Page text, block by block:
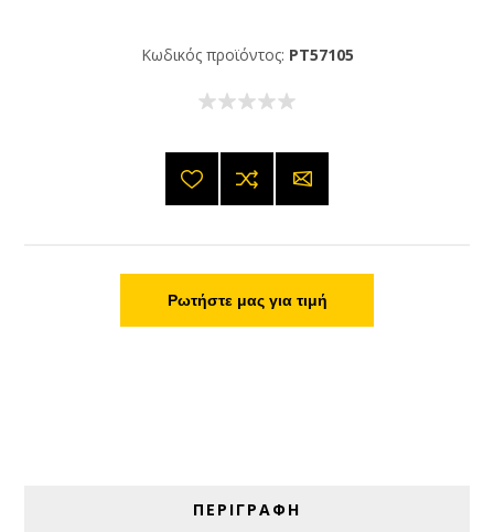
Κωδικός προϊόντος: PT57105
Ρωτήστε μας για τιμή
ΠΕΡΙΓΡΑΦΗ